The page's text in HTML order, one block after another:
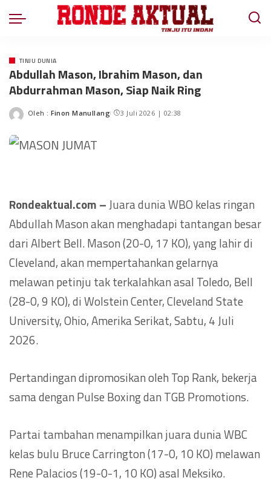
TINJU DUNIA
Abdullah Mason, Ibrahim Mason, dan
Abdurrahman Mason, Siap Naik Ring
Oleh : Finon Manullang 3 Juli 2026 | 02:38
Rondeaktual.com –Juara dunia WBO kelas ringan
Abdullah Mason akan menghadapi tantangan besar
dari Albert Bell. Mason (20-0, 17 KO), yang lahir di
Cleveland, akan mempertahankan gelarnya
melawan petinju tak terkalahkan asal Toledo, Bell
(28-0, 9 KO), di Wolstein Center, Cleveland State
University, Ohio, Amerika Serikat, Sabtu, 4 Juli
2026.
Pertandingan dipromosikan oleh Top Rank, bekerja
sama dengan Pulse Boxing dan TGB Promotions.
Partai tambahan menampilkan juara dunia WBC
kelas bulu Bruce Carrington (17-0, 10 KO) melawan
Rene Palacios (19-0-1, 10 KO) asal Meksiko.